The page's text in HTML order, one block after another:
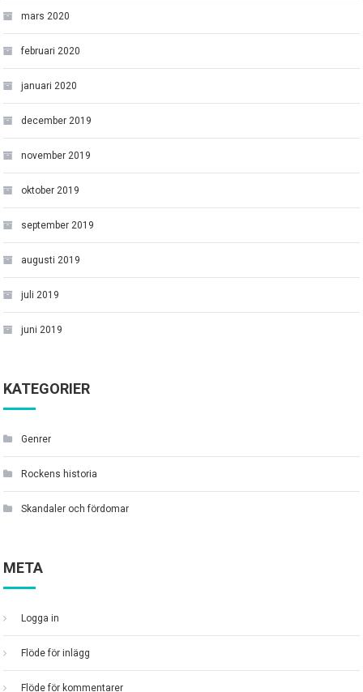
mars 2020
februari 2020
januari 2020
december 2019
november 2019
oktober 2019
september 2019
augusti 2019
juli 2019
juni 2019
KATEGORIER
Genrer
Rockens historia
Skandaler och fördomar
META
Logga in
Flöde för inlägg
Flöde för kommentarer